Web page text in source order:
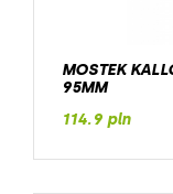
MOSTEK
95MM
114.9 pln